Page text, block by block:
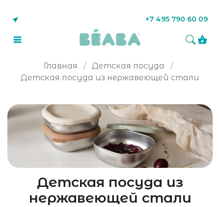
+7 495 790 60 09
Главная
Детская посуда
Детская посуда из нержавеющей стали
Детская посуда из
нержавеющей стали